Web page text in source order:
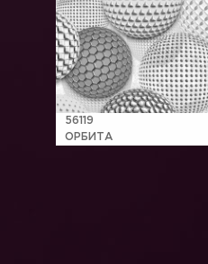
56119
ОРБИТА